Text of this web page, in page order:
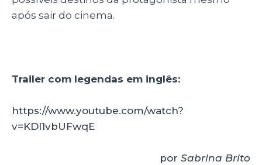
após sair do cinema.
Trailer com legendas em inglês:
https://www.youtube.com/watch?
v=KDl1vbUFwqE
por Sabrina Brito